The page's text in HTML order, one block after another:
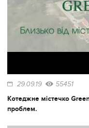
29.09.19 55451
Котеджне містечко
проблем.